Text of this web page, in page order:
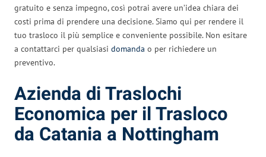
gratuito e senza impegno, così potrai avere un’idea chiara dei
costi prima di prendere una decisione. Siamo qui per rendere il
tuo trasloco il più semplice e conveniente possibile. Non esitare
a contattarci per qualsiasi domanda o per richiedere un
preventivo.
Azienda di Traslochi
Economica per il Trasloco
da Catania a Nottingham